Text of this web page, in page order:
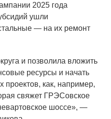
2025 года
ушли
— на их ремонт
и позволила вложить
ресурсы и начать
проектов, как, например,
свяжет ГРЭСовское
шоссе», —